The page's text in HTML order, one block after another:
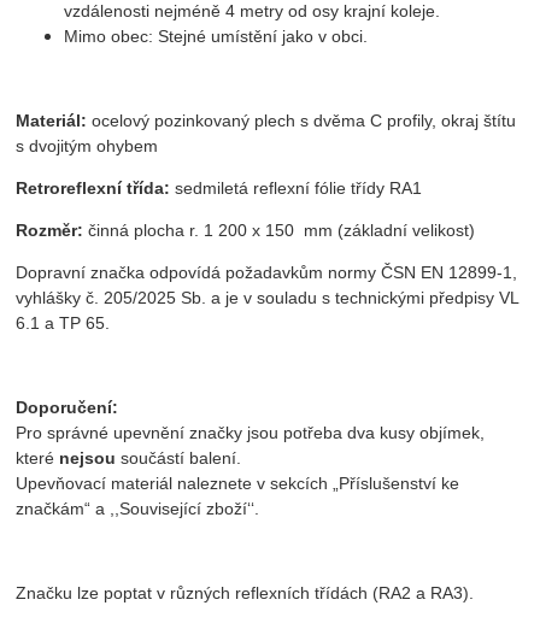
vzdálenosti nejméně 4 metry od osy krajní koleje.
Mimo obec: Stejné umístění jako v obci.
Materiál:ocelový pozinkovaný plech s dvěma C profily, okraj štítu
s dvojitým ohybem
Retroreflexní třída: sedmiletá reflexní fólie třídy RA1
Rozměr:činná plocha r. 1 200 x 150 mm (základní velikost)
Dopravní značka odpovídá požadavkům normy ČSN EN 12899-1,
vyhlášky č. 205/2025 Sb. a je v souladu s technickými předpisy VL
6.1 a TP 65.
Doporučení:
Pro správné upevnění značky jsou potřeba dva kusy objímek,
které nejsou součástí balení.
Upevňovací materiál naleznete v sekcích „Příslušenství ke
značkám“ a ,,Související zboží‘‘.
Značku lze poptat v různých reflexních třídách (RA2 a RA3).